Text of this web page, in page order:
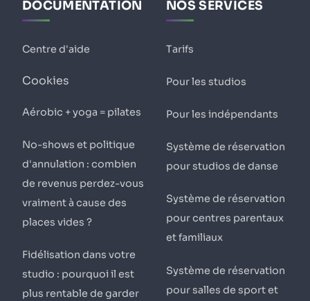
DOCUMENTATION
Centre d'aide
Cookies
Aérobic + yoga = pilates
No-shows et politique
d'annulation : combien
de revenus perdez-vous
vraiment à cause des
places vides ?
Fidélisation dans votre
studio : pourquoi il est
plus rentable de garder
NOS SERVICES
Tarifs
Pour les studios
Pour les indépendants
Système de réservation
pour studios de danse
Système de réservation
pour centres parentaux
et familiaux
Système de réservation
pour salles de sport et